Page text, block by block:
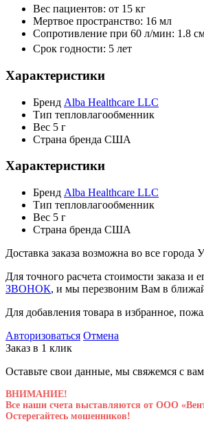
Вес пациентов: от 15 кг
Мертвое пространство: 16 мл
Сопротивление при 60 л/мин: 1.8
Срок годности: 5 лет
Характеристики
Бренд Alba Healthcare LLC
Тип тепловлагообменник
Вес 5 г
Страна бренда США
Характеристики
Бренд Alba Healthcare LLC
Тип тепловлагообменник
Вес 5 г
Страна бренда США
Доставка заказа возможна во все
Для точного расчета стоимости заказа
ЗВОНОК, и мы перезвоним Вам в
Для добавления товара в избранное,
Авторизоваться Отмена
Заказ в 1 клик
Оставьте свои данные, мы свяжемся с
ВНИМАНИЕ!
Все наши счета выставляются от ООО
Остерегайтесь мошенников!